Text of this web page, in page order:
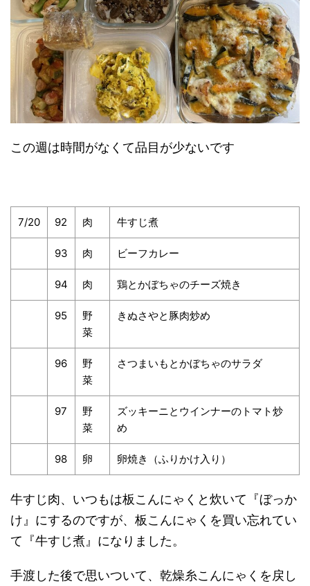
この週は時間がなくて品目が少ないです
7/20 92 肉 牛すじ煮
93 肉 ビーフカレー
94 肉 鶏とかぼちゃのチーズ焼き
95
野
菜
きぬさやと豚肉炒め
96
野
菜
さつまいもとかぼちゃのサラダ
97
野
菜
ズッキーニとウインナーのトマト炒
め
98 卵 卵焼き（ふりかけ入り）
牛すじ肉、いつもは板こんにゃくと炊いて『ぼっか
け』にするのですが、板こんにゃくを買い忘れてい
て『牛すじ煮』になりました。
手渡した後で思いついて、乾燥糸こんにゃくを戻し